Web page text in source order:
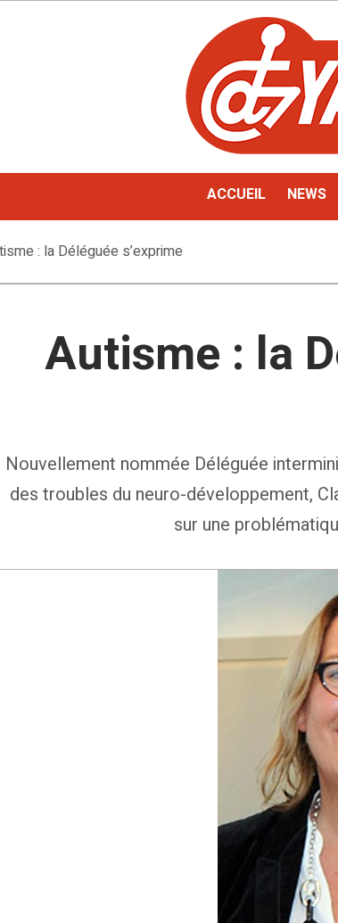
ACCUEIL NEWS
: la Déléguée s’exprime
Autisme : la
Nouvellement nommée Déléguée
des troubles du neuro-développement,
sur une